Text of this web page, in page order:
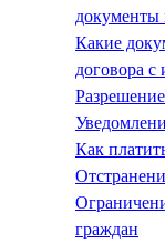
Какие
договора с
Как
граждан